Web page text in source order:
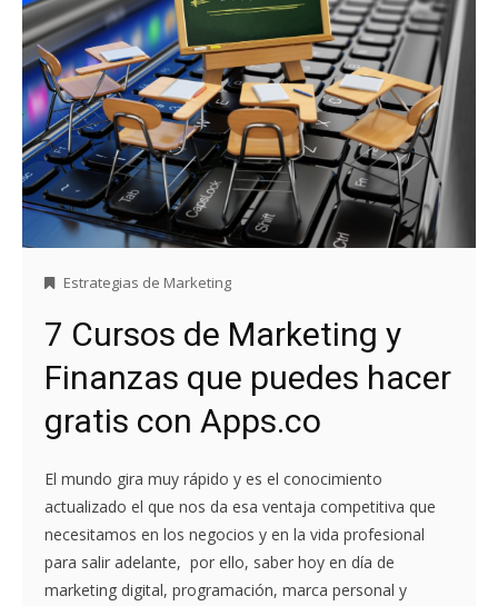
Estrategias de Marketing
7 Cursos de Marketing y
Finanzas que puedes hacer
gratis con Apps.co
El mundo gira muy rápido y es el conocimiento
actualizado el que nos da esa ventaja competitiva que
necesitamos en los negocios y en la vida profesional
para salir adelante, por ello, saber hoy en día de
marketing digital, programación, marca personal y